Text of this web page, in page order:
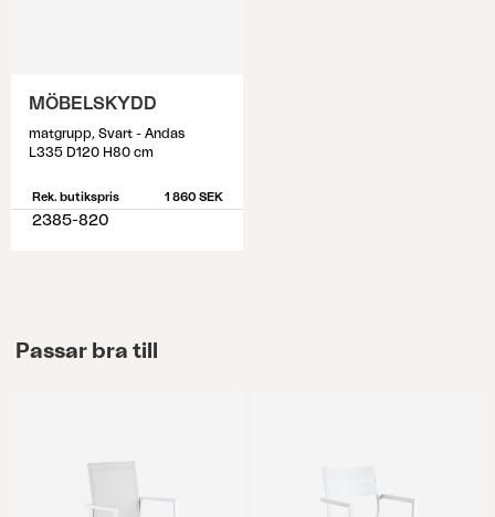
MÖBELSKYDD
matgrupp, Svart - Andas
L335 D120 H80 cm
Rek. butikspris 1 860 SEK
2385-820
Passar bra till